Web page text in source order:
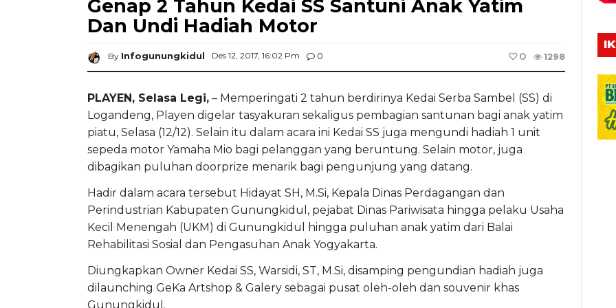
Genap 2 Tahun Kedai SS Santuni Anak Yatim
Dan Undi Hadiah Motor
By Infogunungkidul Des 12, 2017, 16:02 Pm 0 1298
0
PLAYEN, Selasa Legi, – Memperingati 2 tahun berdirinya Kedai Serba Sambel (SS) di
Logandeng, Playen digelar tasyakuran sekaligus pembagian santunan bagi anak yatim
piatu, Selasa (12/12). Selain itu dalam acara ini Kedai SS juga mengundi hadiah 1 unit
sepeda motor Yamaha Mio bagi pelanggan yang beruntung. Selain motor, juga
dibagikan puluhan doorprize menarik bagi pengunjung yang datang.
Hadir dalam acara tersebut Hidayat SH, M.Si, Kepala Dinas Perdagangan dan
Perindustrian Kabupaten Gunungkidul, pejabat Dinas Pariwisata hingga pelaku Usaha
Kecil Menengah (UKM) di Gunungkidul hingga puluhan anak yatim dari Balai
Rehabilitasi Sosial dan Pengasuhan Anak Yogyakarta.
Diungkapkan Owner Kedai SS, Warsidi, ST, M.Si, disamping pengundian hadiah juga
dilaunching GeKa Artshop & Galery sebagai pusat oleh-oleh dan souvenir khas
Gunungkidul.